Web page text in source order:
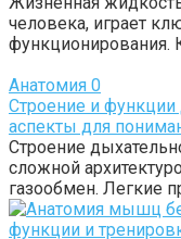
человека, играет
Анатомия 0
Строение и
аспекты для
Строение
сложной
газообмен. Легкие